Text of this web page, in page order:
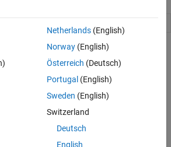
and methods with type parameters.
Netherlands(English)
Norway(English)
Österreich (Deutsch)
Portugal (English)
Sweden (English)
Switzerland
Deutsch
English